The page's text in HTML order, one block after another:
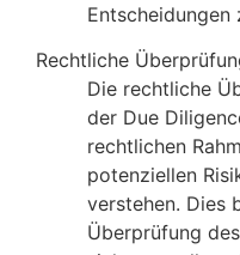
Entscheidungen
Rechtliche
Die rechtliche
der Due
rechtlichen
potenziellen
verstehen. Dies
Überprüfung